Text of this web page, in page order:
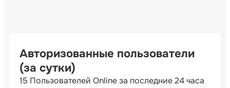
Авторизованные пользователи
(за сутки)
15 Пользователей Online за последние 24 часа